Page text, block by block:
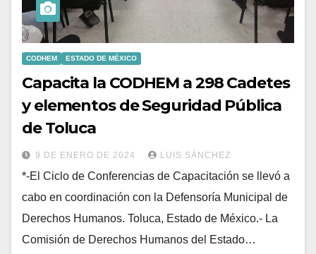
CODHEM ESTADO DE MÉXICO
Capacita la CODHEM a 298 Cadetes
y elementos de Seguridad Pública
de Toluca
9 DE ENERO DE 2024 LUIS SÁNCHEZ
*-El Ciclo de Conferencias de Capacitación se llevó a
cabo en coordinación con la Defensoría Municipal de
Derechos Humanos. Toluca, Estado de México.- La
Comisión de Derechos Humanos del Estado…